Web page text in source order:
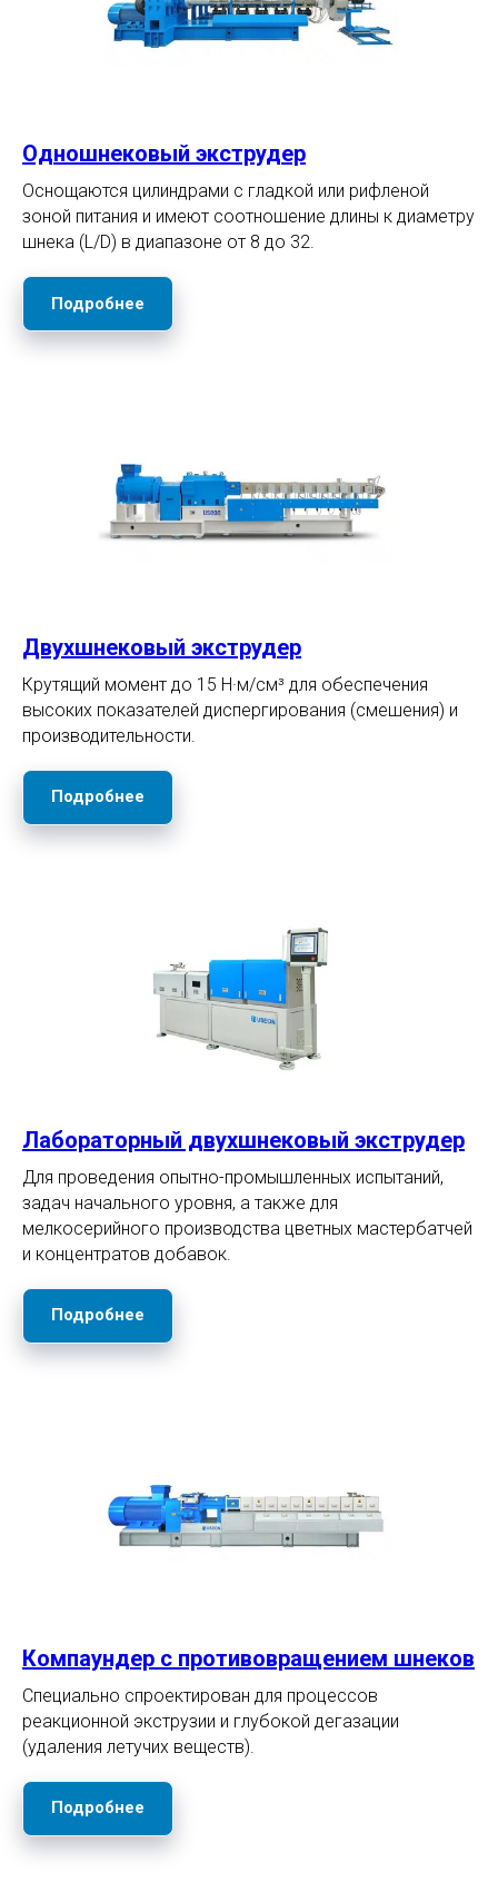
Одношнековый экструдер
Оснощаются цилиндрами с гладкой или рифленой
зоной питания и имеют соотношение длины к диаметру
шнека (L/D) в диапазоне от 8 до 32.
Подробнее
Двухшнековый экструдер
Крутящий момент до 15 Н·м/см³ для обеспечения
высоких показателей диспергирования (смешения) и
производительности.
Подробнее
Лабораторный двухшнековый экструдер
Для проведения опытно-промышленных испытаний,
задач начального уровня, а также для
мелкосерийного производства цветных мастербатчей
и концентратов добавок.
Подробнее
Компаундер с противовращением шнеков
Специально спроектирован для процессов
реакционной экструзии и глубокой дегазации
(удаления летучих веществ).
Подробнее